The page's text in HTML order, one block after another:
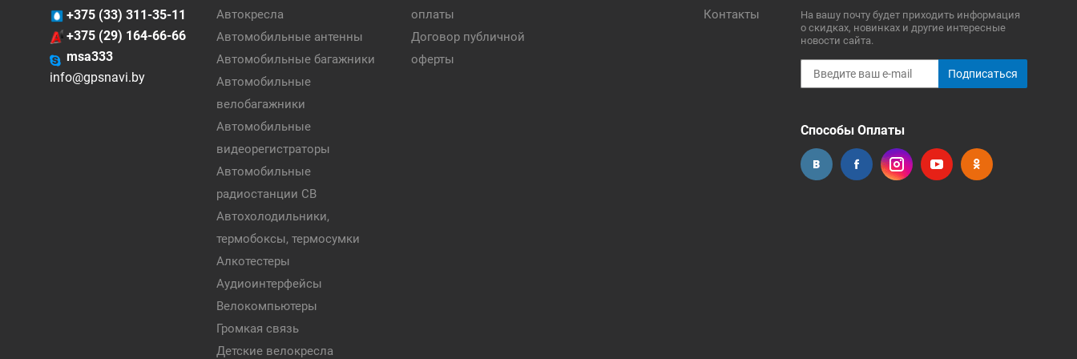
+375 (33) 311-35-11
+375 (29) 164-66-66
msa333
info@gpsnavi.by
Автокресла
Автомобильные антенны
Автомобильные багажники
Автомобильные
велобагажники
Автомобильные
видеорегистраторы
Автомобильные
радиостанции CB
Автохолодильники,
термобоксы, термосумки
Алкотестеры
Аудиоинтерфейсы
Велокомпьютеры
Громкая связь
Детские велокресла
оплаты
Договор публичной
оферты
Контакты
На вашу почту будет приходить информация
о скидках, новинках и другие интересные
новости сайта.
Подписаться
Способы Оплаты